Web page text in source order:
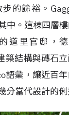
的餘裕。
中。這棟四層
道里官邸，
築結構與磚石
語彙，讓近百
分當代設計的俐